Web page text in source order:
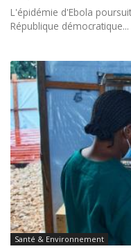
L'épidémie d'Ebola
République démocratique...
Santé & Environnement